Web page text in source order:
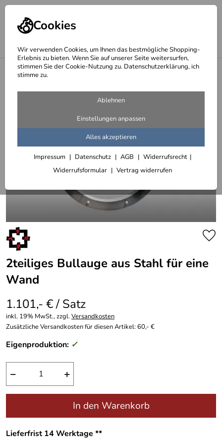
Cookies
Wir verwenden Cookies, um Ihnen das bestmögliche Shopping-
Erlebnis zu bieten. Wenn Sie auf unserer Seite weitersurfen,
stimmen Sie der Cookie-Nutzung zu. Datenschutzerklärung, ich
stimme zu.
Ablehnen
Einstellungen anpassen
Alles akzeptieren
Impressum Datenschutz AGB
Widerrufsrecht
Widerrufsformular
Vertrag widerrufen
Fenster
2teiliges Bullauge aus Stahl für eine
Wand
1.101,- € / Satz
inkl. 19% MwSt., zzgl.Versandkosten
Zusätzliche Versandkosten für diesen Artikel: 60,- €
Eigenproduktion: ✓
− +
In den Warenkorb
Lieferfrist 14 Werktage **